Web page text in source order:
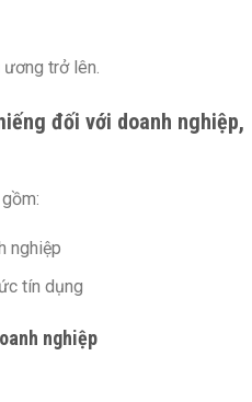
trở lên.
đối với doanh nghiệp,
nghiệp
tín dụng
nghiệp